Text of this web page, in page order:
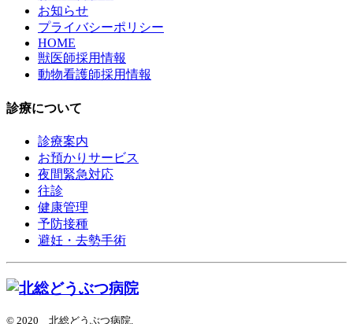
お知らせ
プライバシーポリシー
HOME
獣医師採用情報
動物看護師採用情報
診療について
診療案内
お預かりサービス
夜間緊急対応
往診
健康管理
予防接種
避妊・去勢手術
© 2020 北総どうぶつ病院.